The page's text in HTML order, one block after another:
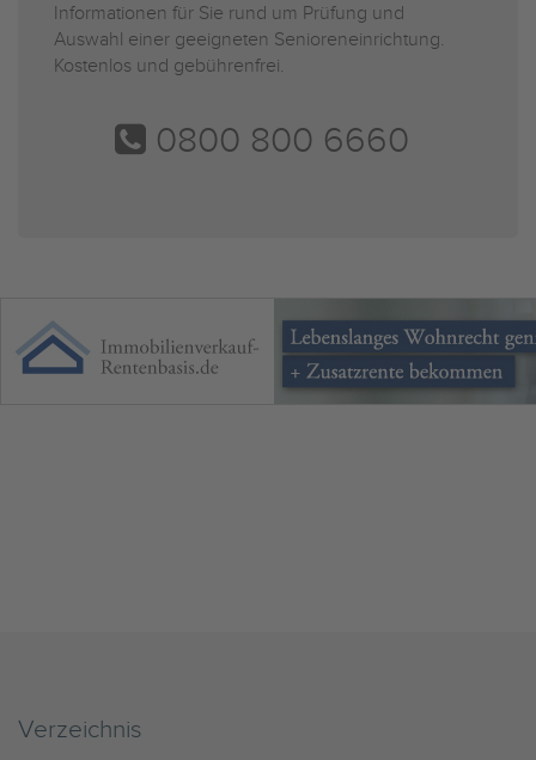
Informationen für Sie rund um Prüfung und
Auswahl einer geeigneten Senioreneinrichtung.
Kostenlos und gebührenfrei.
0800 800 6660
Verzeichnis